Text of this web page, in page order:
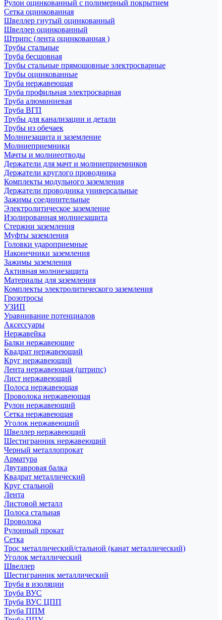
Рулон оцинкованный с полимерный покрытием
Сетка оцинкованная
Швеллер гнутый оцинкованный
Швеллер оцинкованный
Штрипс (лента оцинкованная )
Трубы стальные
Труба бесшовная
Трубы стальные прямошовные электросварные
Трубы оцинкованные
Труба нержавеющая
Труба профильная электросварная
Труба алюминиевая
Труба ВГП
Трубы для канализации и детали
Трубы из обечаек
Молниезащита и заземление
Молниеприемники
Мачты и молниеотводы
Держатели для мачт и молниеприемников
Держатели круглого проводника
Комплекты модульного заземления
Держатели проводника универсальные
Зажимы соединительные
Электролитическое заземление
Изолированная молниезащита
Стержни заземления
Муфты заземления
Головки удароприемные
Наконечники заземления
Зажимы заземления
Активная молниезащита
Материалы для заземления
Комплекты электролитического заземления
Грозотросы
УЗИП
Уравнивание потенциалов
Аксессуары
Нержавейка
Балки нержавеющие
Квадрат нержавеющий
Круг нержавеющий
Лента нержавеющая (штрипс)
Лист нержавеющий
Полоса нержавеющая
Проволока нержавеющая
Рулон нержавеющий
Сетка нержавеющая
Уголок нержавеющий
Швеллер нержавеющий
Шестигранник нержавеющий
Черный металлопрокат
Арматура
Двутавровая балка
Квадрат металлический
Круг стальной
Лента
Листовой металл
Полоса стальная
Проволока
Рулонный прокат
Сетка
Трос металлический/стальной (канат металлический)
Уголок металлический
Швеллер
Шестигранник металлический
Труба в изоляции
Труба ВУС
Труба ВУС ЦПП
Труба ППМ